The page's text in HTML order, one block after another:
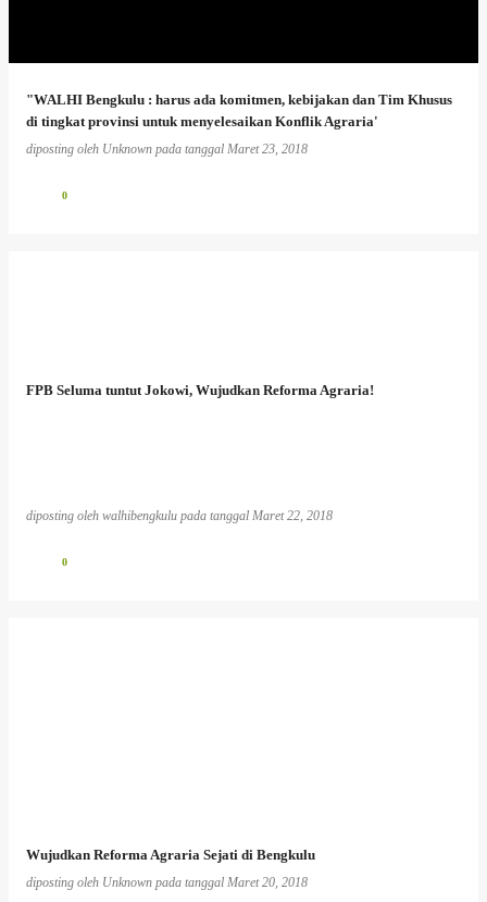
"WALHI Bengkulu : harus ada komitmen, kebijakan dan Tim Khusus
di tingkat provinsi untuk menyelesaikan Konflik Agraria'
diposting oleh Unknown pada tanggal Maret 23, 2018
0
FPB Seluma tuntut Jokowi, Wujudkan Reforma Agraria!
diposting oleh walhibengkulu pada tanggal Maret 22, 2018
0
Wujudkan Reforma Agraria Sejati di Bengkulu
diposting oleh Unknown pada tanggal Maret 20, 2018